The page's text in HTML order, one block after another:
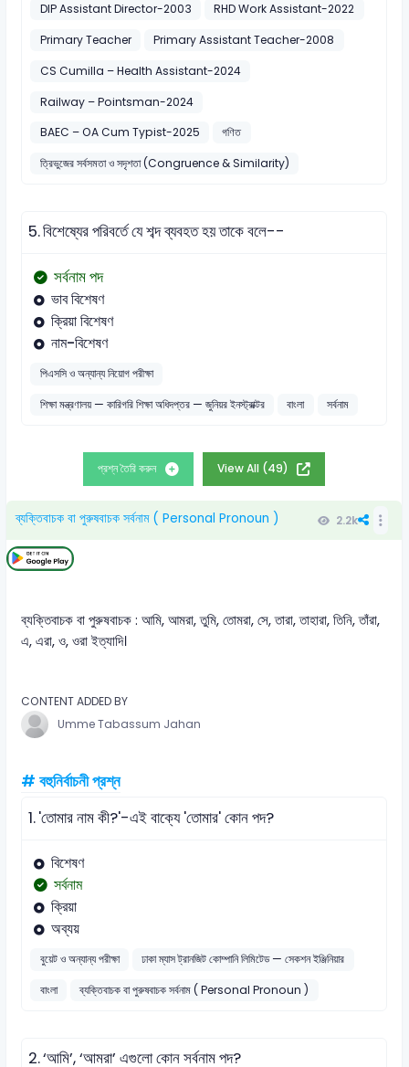
DIP Assistant Director-2003
RHD Work Assistant-2022
Primary Teacher
Primary Assistant Teacher-2008
CS Cumilla – Health Assistant-2024
Railway – Pointsman-2024
BAEC – OA Cum Typist-2025
গণিত
ত্রিভুজের সর্বসমতা ও সদৃশতা (Congruence & Similarity)
5.বিশেষ্যের পরিবর্তে যে শব্দ ব্যবহত হয় তাকে বলে--
সর্বনাম পদ
ভাব বিশেষণ
ক্রিয়া বিশেষণ
নাম-বিশেষণ
পিএসসি ও অন্যান্য নিয়োগ পরীক্ষা
শিক্ষা মন্ত্রণালয় — কারিগরি শিক্ষা অধিদপ্তর — জুনিয়র ইনস্ট্রাক্টর
বাংলা সর্বনাম
প্রশ্ন তৈরি করুন View All (49)
ব্যক্তিবাচক বা পুরুষবাচক সর্বনাম ( Personal Pronoun ) 2.2k
ব্যক্তিবাচক বা পুরুষবাচক : আমি, আমরা, তুমি, তোমরা, সে, তারা, তাহারা, তিনি, তাঁরা,
এ, এরা, ও, ওরা ইত্যাদি।
CONTENT ADDED BY
Umme Tabassum Jahan
# বহুনির্বাচনী প্রশ্ন
1.'তোমার নাম কী?'-এই বাক্যে 'তোমার' কোন পদ?
বিশেষণ
সর্বনাম
ক্রিয়া
অব্যয়
বুয়েট ও অন্যান্য পরীক্ষা
ঢাকা ম্যাস ট্রানজিট কোম্পানি লিমিটেড — সেকশন ইঞ্জিনিয়ার
বাংলা
ব্যক্তিবাচক বা পুরুষবাচক সর্বনাম ( Personal Pronoun )
2.‘আমি’, ‘আমরা’ এগুলো কোন সর্বনাম পদ?